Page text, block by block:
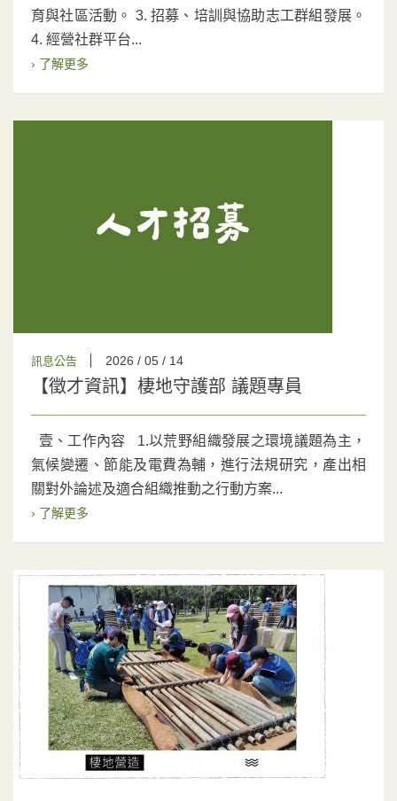
育與社區活動。 3. 招募、培訓與協助志工群組發展。
4. 經營社群平台...
› 了解更多
訊息公告 2026 / 05 / 14
【徵才資訊】棲地守護部 議題專員
壹、工作內容 1.以荒野組織發展之環境議題為主，
氣候變遷、節能及電費為輔，進行法規研究，產出相
關對外論述及適合組織推動之行動方案...
› 了解更多